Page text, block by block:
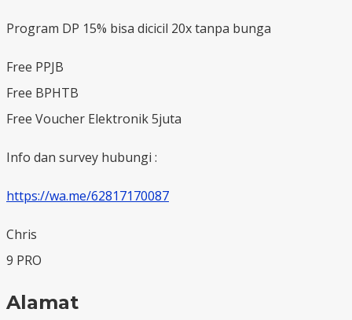
Program DP 15% bisa dicicil 20x tanpa bunga
Free PPJB
Free BPHTB
Free Voucher Elektronik 5juta
Info dan survey hubungi :
https://wa.me/62817170087
Chris
9 PRO
Alamat